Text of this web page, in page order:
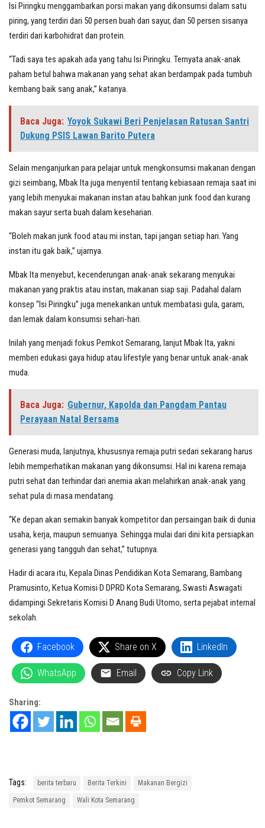
Isi Piringku menggambarkan porsi makan yang dikonsumsi dalam satu
piring, yang terdiri dari 50 persen buah dan sayur, dan 50 persen sisanya
terdiri dari karbohidrat dan protein.
“Tadi saya tes apakah ada yang tahu Isi Piringku. Ternyata anak-anak
paham betul bahwa makanan yang sehat akan berdampak pada tumbuh
kembang baik sang anak,” katanya.
Baca Juga: Yoyok Sukawi Beri Penjelasan Ratusan Santri
Dukung PSIS Lawan Barito Putera
Selain menganjurkan para pelajar untuk mengkonsumsi makanan dengan
gizi seimbang, Mbak Ita juga menyentil tentang kebiasaan remaja saat ini
yang lebih menyukai makanan instan atau bahkan junk food dan kurang
makan sayur serta buah dalam keseharian.
“Boleh makan junk food atau mi instan, tapi jangan setiap hari. Yang
instan itu gak baik,” ujarnya.
Mbak Ita menyebut, kecenderungan anak-anak sekarang menyukai
makanan yang praktis atau instan, makanan siap saji. Padahal dalam
konsep “Isi Piringku” juga menekankan untuk membatasi gula, garam,
dan lemak dalam konsumsi sehari-hari.
Inilah yang menjadi fokus Pemkot Semarang, lanjut Mbak Ita, yakni
memberi edukasi gaya hidup atau lifestyle yang benar untuk anak-anak
muda.
Baca Juga: Gubernur, Kapolda dan Pangdam Pantau
Perayaan Natal Bersama
Generasi muda, lanjutnya, khususnya remaja putri sedari sekarang harus
lebih memperhatikan makanan yang dikonsumsi. Hal ini karena remaja
putri sehat dan terhindar dari anemia akan melahirkan anak-anak yang
sehat pula di masa mendatang.
“Ke depan akan semakin banyak kompetitor dan persaingan baik di dunia
usaha, kerja, maupun semuanya. Sehingga mulai dari dini kita persiapkan
generasi yang tangguh dan sehat,” tutupnya.
Hadir di acara itu, Kepala Dinas Pendidikan Kota Semarang, Bambang
Pramusinto, Ketua Komisi D DPRD Kota Semarang, Swasti Aswagati
didampingi Sekretaris Komisi D Anang Budi Utomo, serta pejabat internal
sekolah.
Facebook Share on X LinkedIn
WhatsApp Email Copy Link
Sharing:
Tags: berita terbaru Berita Terkini Makanan Bergizi
Pemkot Semarang Wali Kota Semarang